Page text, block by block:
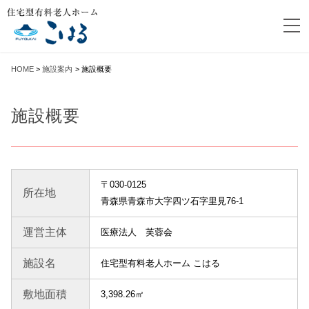
HOME > 施設案内 > 施設概要
施設概要
所在地
〒030-0125
青森県青森市大字四ツ石字里見76-1
運営主体 医療法人 芙蓉会
施設名 住宅型有料老人ホーム こはる
敷地面積 3,398.26㎡